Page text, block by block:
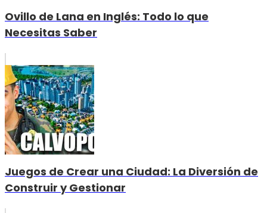
Ovillo de Lana en Inglés: Todo lo que
Necesitas Saber
Juegos de Crear una Ciudad: La Diversión de
Construir y Gestionar